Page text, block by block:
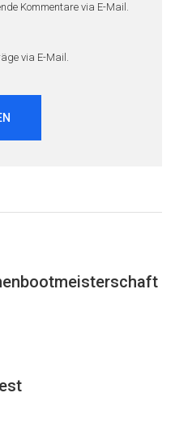
Kommentare via E-Mail.
via E-Mail.